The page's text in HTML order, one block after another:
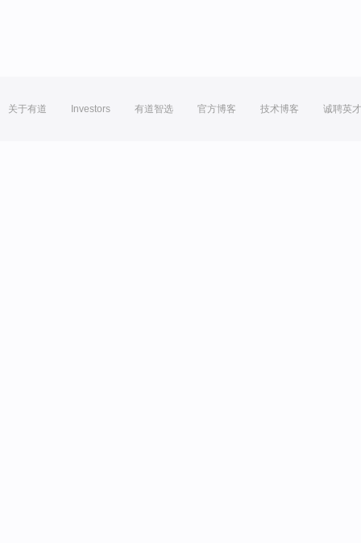
关于有道 Investors 有道智选 官方博客 技术博客 诚聘英才